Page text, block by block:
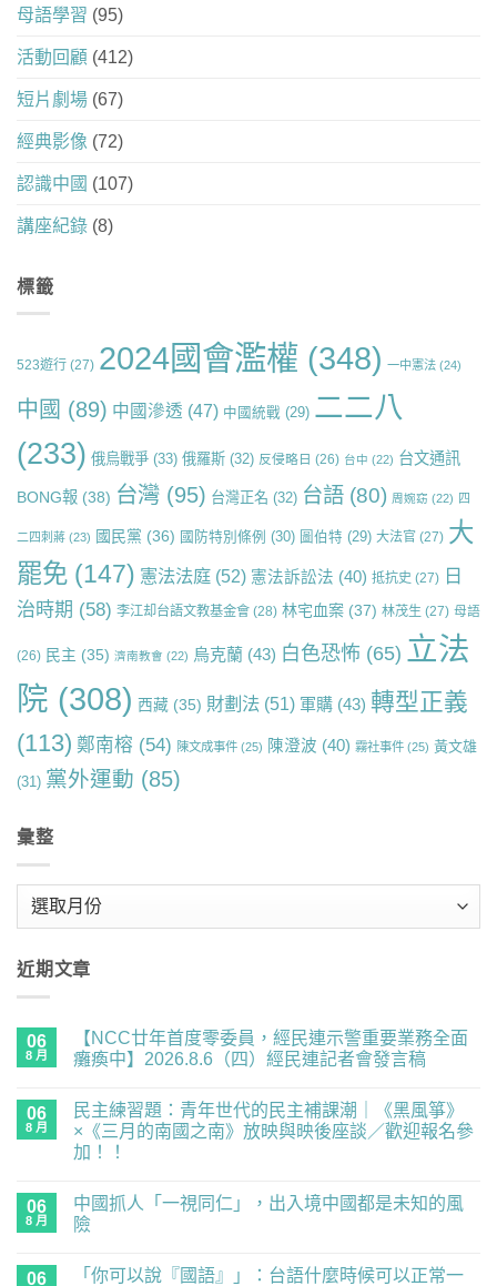
母語學習 (95)
活動回顧 (412)
短片劇場 (67)
經典影像 (72)
認識中國 (107)
講座紀錄 (8)
標籤
523遊行 (27) 2024國會濫權 (348) 一中憲法 (24)
中國 (89) 中國滲透 (47) 中國統戰 (29) 二二八
(233) 俄烏戰爭 (33) 俄羅斯 (32) 反侵略日 (26) 台中 (22) 台文通訊
BONG報 (38) 台灣 (95) 台灣正名 (32) 台語 (80) 周婉窈 (22) 四
二四刺蔣 (23) 國民黨 (36) 國防特別條例 (30) 圖伯特 (29) 大法官 (27) 大
罷免 (147) 憲法法庭 (52) 憲法訴訟法 (40) 抵抗史 (27) 日
治時期 (58) 李江却台語文教基金會 (28) 林宅血案 (37) 林茂生 (27) 母語
(26) 民主 (35) 濟南教會 (22) 烏克蘭 (43) 白色恐怖 (65) 立法
院 (308) 西藏 (35) 財劃法 (51) 軍購 (43) 轉型正義
(113) 鄭南榕 (54) 陳文成事件 (25) 陳澄波 (40) 霧社事件 (25) 黃文雄
(31) 黨外運動 (85)
彙整
近期文章
06
8 月
【NCC廿年首度零委員，經民連示警重要業務全面
癱瘓中】2026.8.6（四）經民連記者會發言稿
廿
首
度
員，
經
民
留
言
06
8 月
民主練習題：青年世代的民主補課潮｜《黑風箏》
×《三月的南國之南》放映與映後座談／歡迎報名參
加！！
主
練
習
留
言
06
8 月
中國抓人「一視同仁」，出入境中國都是未知的風
險
06 「你可以說『國語』」：台語什麼時候可以正常一